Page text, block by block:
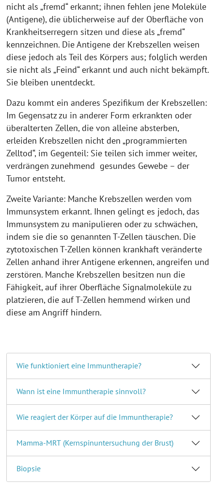
nicht als „fremd“ erkannt; ihnen fehlen jene Moleküle
(Antigene), die üblicherweise auf der Oberfläche von
Krankheitserregern sitzen und diese als „fremd“
kennzeichnen. Die Antigene der Krebszellen weisen
diese jedoch als Teil des Körpers aus; folglich werden
sie nicht als „Feind“ erkannt und auch nicht bekämpft.
Sie bleiben unentdeckt.
Dazu kommt ein anderes Spezifikum der Krebszellen:
Im Gegensatz zu in anderer Form erkrankten oder
überalterten Zellen, die von alleine absterben,
erleiden Krebszellen nicht den „programmierten
Zelltod“, im Gegenteil: Sie teilen sich immer weiter,
verdrängen zunehmend gesundes Gewebe – der
Tumor entsteht.
Zweite Variante: Manche Krebszellen werden vom
Immunsystem erkannt. Ihnen gelingt es jedoch, das
Immunsystem zu manipulieren oder zu schwächen,
indem sie die so genannten T-Zellen täuschen. Die
zytotoxischen T-Zellen können krankhaft veränderte
Zellen anhand ihrer Antigene erkennen, angreifen und
zerstören. Manche Krebszellen besitzen nun die
Fähigkeit, auf ihrer Oberfläche Signalmoleküle zu
platzieren, die auf T-Zellen hemmend wirken und
diese am Angriff hindern.
Wie funktioniert eine Immuntherapie?
Wann ist eine Immuntherapie sinnvoll?
Wie reagiert der Körper auf die Immuntherapie?
Mamma-MRT (Kernspinuntersuchung der Brust)
Biopsie